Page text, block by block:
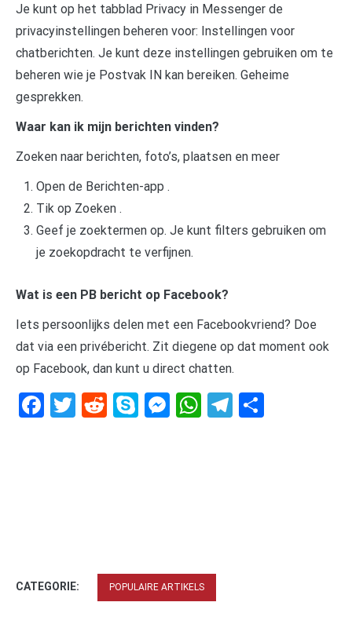
Je kunt op het tabblad Privacy in Messenger de
privacyinstellingen beheren voor: Instellingen voor
chatberichten. Je kunt deze instellingen gebruiken om te
beheren wie je Postvak IN kan bereiken. Geheime
gesprekken.
Waar kan ik mijn berichten vinden?
Zoeken naar berichten, foto’s, plaatsen en meer
Open de Berichten-app .
Tik op Zoeken .
Geef je zoektermen op. Je kunt filters gebruiken om
je zoekopdracht te verfijnen.
Wat is een PB bericht op Facebook?
Iets persoonlijks delen met een Facebookvriend? Doe
dat via een privébericht. Zit diegene op dat moment ook
op Facebook, dan kunt u direct chatten.
Facebook
Twitter
RedditSkypeMessenger
WhatsApp
Telegram
CATEGORIE: POPULAIRE ARTIKELS